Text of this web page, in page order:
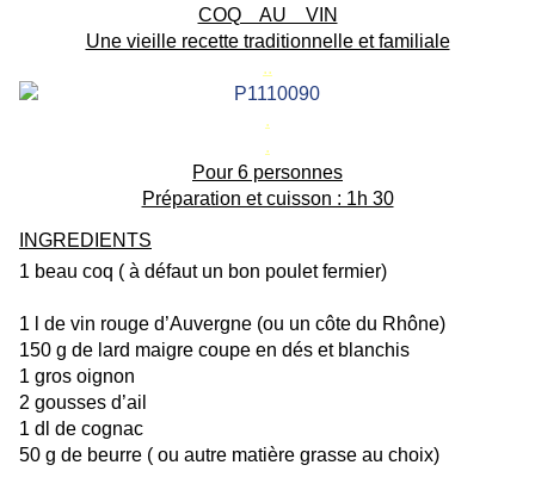
COQ AU VIN
Une vieille recette traditionnelle et familiale
..
.
.
Pour 6 personnes
Préparation et cuisson : 1h 30
INGREDIENTS
1 beau coq ( à défaut un bon poulet fermier)
1 l de vin rouge d’Auvergne (ou un côte du Rhône)
150 g de lard maigre coupe en dés et blanchis
1 gros oignon
2 gousses d’ail
1 dl de cognac
50 g de beurre ( ou autre matière grasse au choix)